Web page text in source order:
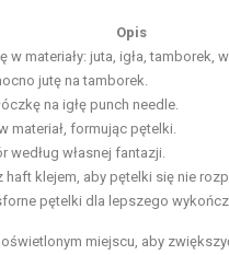
Opis
w materiały: juta, igła, tamborek,
jutę na tamborek.
na igłę punch needle.
materiał, formując pętelki.
według własnej fantazji.
haft klejem, aby pętelki się nie
pętelki dla lepszego
miejscu, aby